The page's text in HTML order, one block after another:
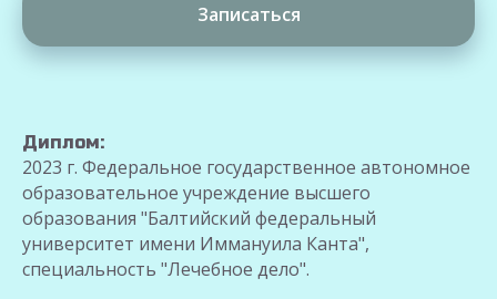
Записаться
Диплом:
2023 г. Федеральное государственное автономное
образовательное учреждение высшего
образования "Балтийский федеральный
университет имени Иммануила Канта",
специальность "Лечебное дело".